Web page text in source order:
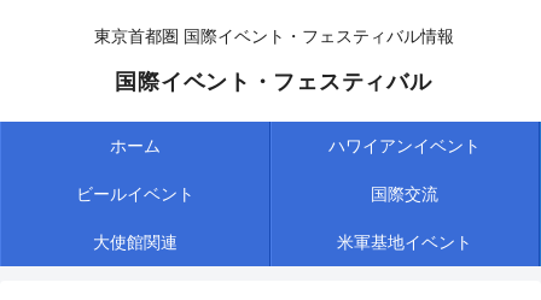
東京首都圏 国際イベント・フェスティバル情報
国際イベント・フェスティバル
ホーム ハワイアンイベント
ビールイベント 国際交流
大使館関連 米軍基地イベント